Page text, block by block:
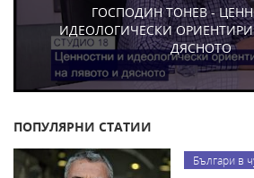
ГОСПОДИН ТОНЕВ -
ИДЕОЛОГИЧЕСКИ
ДЯСНОТО
ПОПУЛЯРНИ СТАТИИ
Българи в